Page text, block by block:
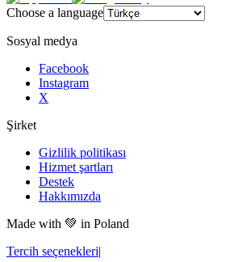
Choose a language
Sosyal medya
Facebook
Instagram
X
Şirket
Gizlilik politikası
Hizmet şartları
Destek
Hakkımızda
Made with 💚 in Poland
Tercih seçenekleri|